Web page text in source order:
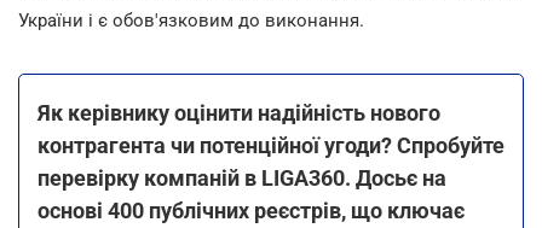
України і є обов'язковим до виконання.
Як керівнику оцінити надійність нового
контрагента чи потенційної угоди? Спробуйте
перевірку компаній в LIGA360. Досьє на
основі 400 публічних реєстрів, що ключає